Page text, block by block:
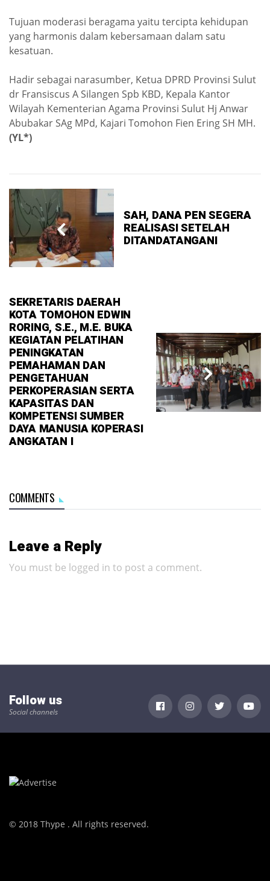
Tujuan moderasi beragama yaitu tercipta kehidupan
yang harmonis dalam kebersamaan dalam satu
kesatuan.
Hadir sebagai narasumber, Ketua DPRD Provinsi Sulut
dr Fransiscus A Silangen Spb KBD, Kepala Kantor
Wilayah Kementerian Agama Provinsi Sulut Hj Anwar
Abubakar SAg MPd, Kajari Tomohon Fien Ering SH MH.
(YL*)
SAH, DANA PEN SEGERA
REALISASI SETELAH
DITANDATANGANI
SEKRETARIS DAERAH
KOTA TOMOHON EDWIN
RORING, S.E., M.E. BUKA
KEGIATAN PELATIHAN
PENINGKATAN
PEMAHAMAN DAN
PENGETAHUAN
PERKOPERASIAN SERTA
KAPASITAS DAN
KOMPETENSI SUMBER
DAYA MANUSIA KOPERASI
ANGKATAN I
COMMENTS
Leave a Reply
You must be logged in to post a comment.
Follow us
Social channels
© 2018 Thype . All rights reserved.